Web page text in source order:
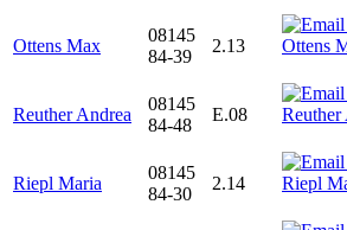
Ottens Max
08145
84-39
2.13
Reuther Andrea
08145
84-48
E.08
Riepl Maria
08145
84-30
2.14